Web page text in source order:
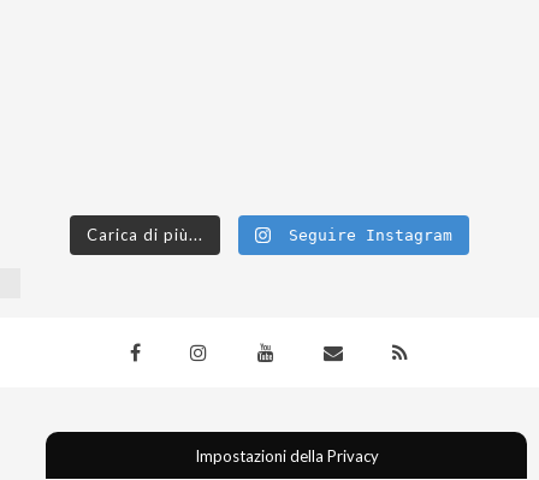
Carica di più... Seguire Instagram
© SATI Dynamic. Tutti i diritti sono riservati.
Impostazioni della Privacy